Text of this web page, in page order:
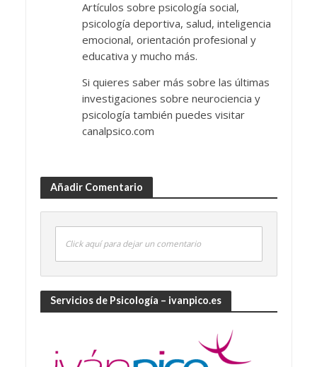
Artículos sobre psicología social,
psicología deportiva, salud, inteligencia
emocional, orientación profesional y
educativa y mucho más.
Si quieres saber más sobre las últimas
investigaciones sobre neurociencia y
psicología también puedes visitar
canalpsico.com
Añadir Comentario
Click aquí para dejar un comentario
Servicios de Psicología – ivanpico.es